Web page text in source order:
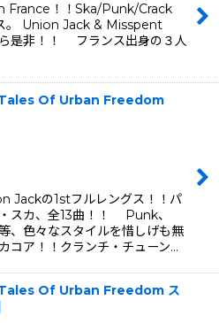
France！！Ska/Punk/Crack
。 Union Jack & Misspent
是非！！ フランス出身の３人
Of Urban Freedom
Jackの1stフルレングス！！パ
スカ、全13曲！！ Punk、
、色々なスタイルを惜しげも無
コア！！クランチ・チューン…
Of Urban Freedom ス